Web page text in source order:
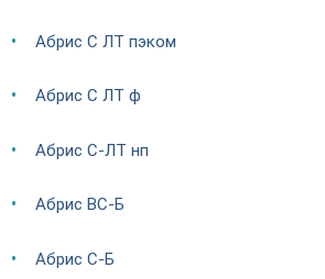
Абрис С ЛТ пэком
Абрис С ЛТ ф
Абрис С-ЛТ нп
Абрис ВС-Б
Абрис С-Б